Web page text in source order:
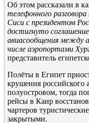
Об этом рассказали в
телефонного
Сиси с президентом
достигнуто
авиасообщения между
числе аэропортами
представитель
Полёты в Египет
крушения российского
полуостровом, тогда
рейсы в Каир
чартеров
закрытыми.